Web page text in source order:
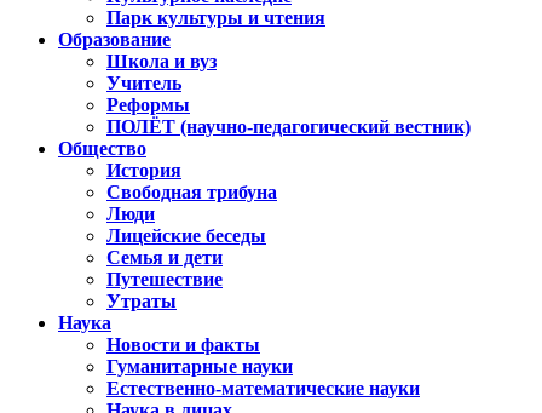
Парк культуры и чтения
Образование
Школа и вуз
Учитель
Реформы
ПОЛЁТ (научно-педагогический вестник)
Общество
История
Свободная трибуна
Люди
Лицейские беседы
Семья и дети
Путешествие
Утраты
Наука
Новости и факты
Гуманитарные науки
Естественно-математические науки